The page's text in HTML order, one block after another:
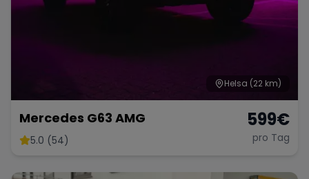
Helsa (22 km)
Mercedes G63 AMG
5.0 (54)
599€
pro Tag